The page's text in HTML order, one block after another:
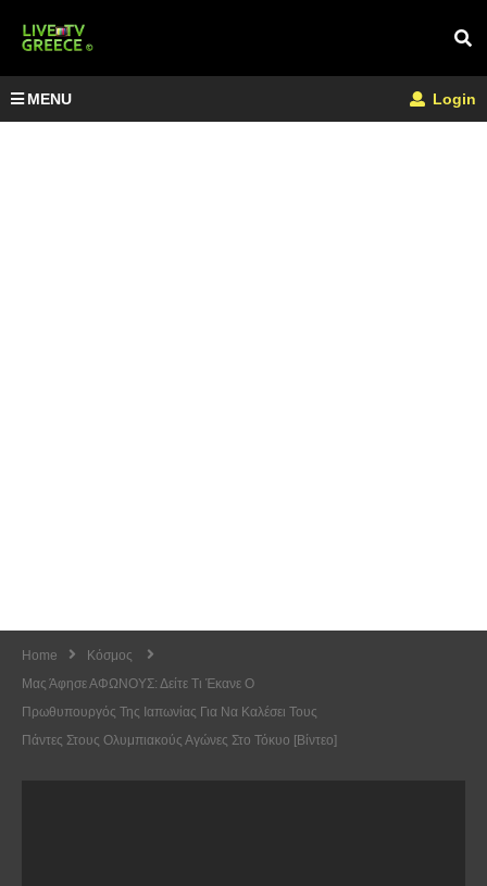
MENU Login
Home
Κόσμος
Μας Άφησε ΑΦΩΝΟΥΣ: Δείτε Τι Έκανε Ο
Πρωθυπουργός Της Ιαπωνίας Για Να Καλέσει Τους
Πάντες Στους Ολυμπιακούς Αγώνες Στο Τόκυο [Βίντεο]